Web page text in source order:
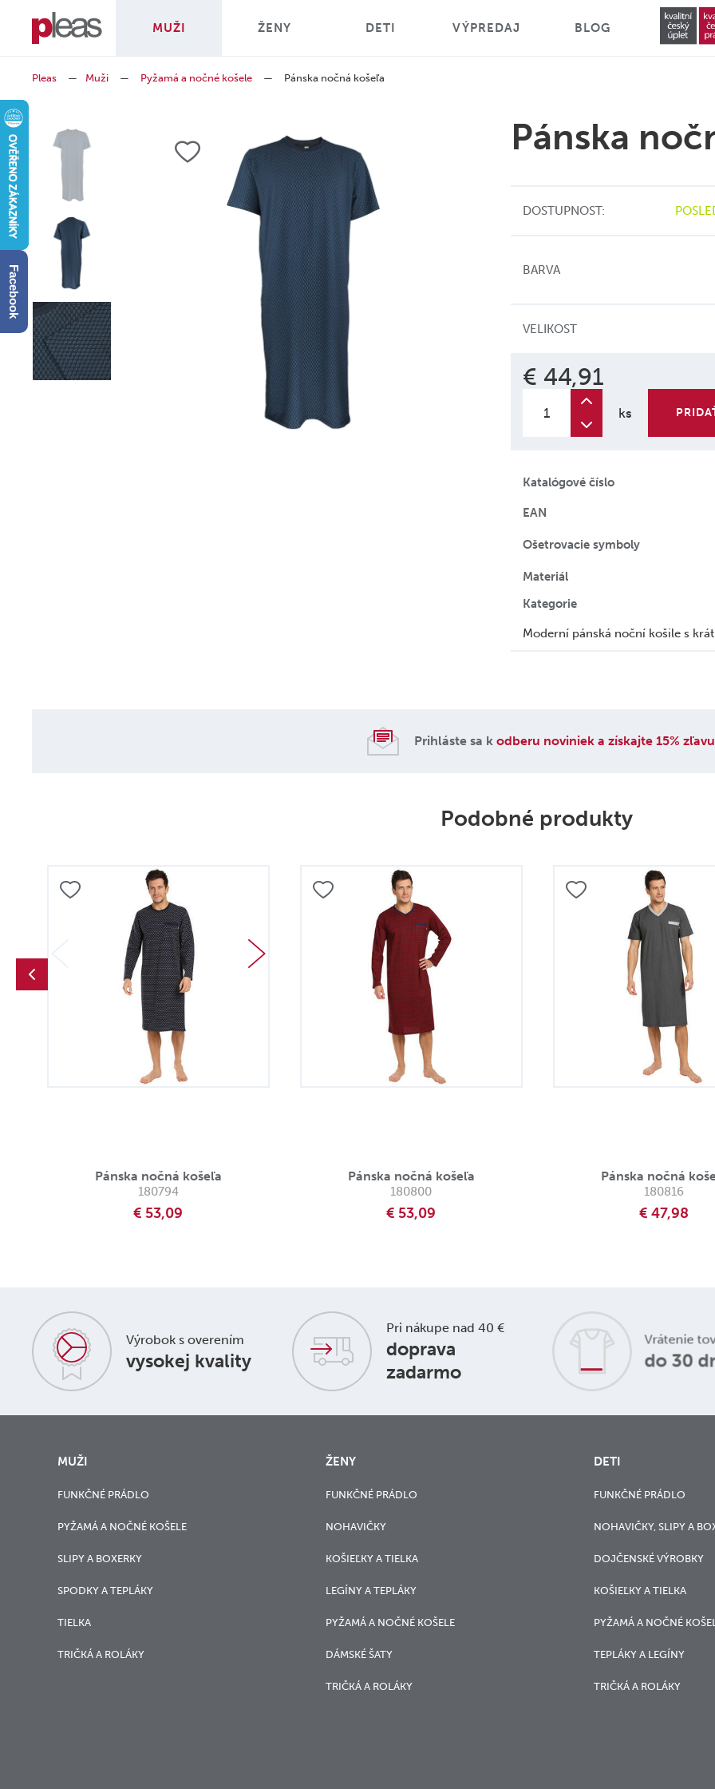
MUŽI ŽENY DETI VÝPREDAJ BLOG
Pleas — Muži — Pyžamá a nočné košele — Pánska nočná košeľa
Pánska
DOSTUPNOST:
BARVA
VELIKOST
€ 44,91
ks
Katalógové číslo
EAN
Ošetrovacie symboly
Materiál
Kategorie
Moderní pánská noční košile s
Prihláste sa k odberu noviniek a získajte 15% zľavu
Podobné produkty
Pánska nočná košeľa
180794
€ 53,09
Pánska nočná košeľa
180800
€ 53,09
Pánska nočná
180816
€ 47,98
Výrobok s overením
vysokej kvality
Pri nákupe nad 40 €
doprava
zadarmo
Vrátenie
do 30
MUŽI
FUNKČNÉ PRÁDLO
PYŽAMÁ A NOČNÉ KOŠELE
SLIPY A BOXERKY
SPODKY A TEPLÁKY
TIELKA
TRIČKÁ A ROLÁKY
ŽENY
FUNKČNÉ PRÁDLO
NOHAVIČKY
KOŠIEĽKY A TIELKA
LEGÍNY A TEPLÁKY
PYŽAMÁ A NOČNÉ KOŠELE
DÁMSKÉ ŠATY
TRIČKÁ A ROLÁKY
DETI
FUNKČNÉ PRÁDLO
NOHAVIČKY, SLIPY A
DOJČENSKÉ VÝROBKY
KOŠIEĽKY A TIELKA
PYŽAMÁ A NOČNÉ
TEPLÁKY A LEGÍNY
TRIČKÁ A ROLÁKY
Facebook